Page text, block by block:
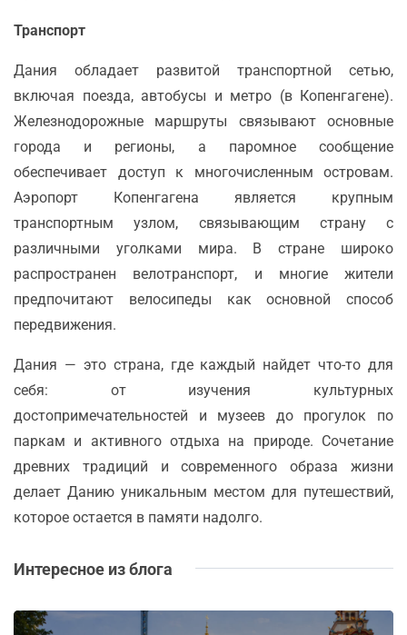
Транспорт
Дания обладает развитой транспортной сетью,
включая поезда, автобусы и метро (в Копенгагене).
Железнодорожные маршруты связывают основные
города и регионы, а паромное сообщение
обеспечивает доступ к многочисленным островам.
Аэропорт Копенгагена является крупным
транспортным узлом, связывающим страну с
различными уголками мира. В стране широко
распространен велотранспорт, и многие жители
предпочитают велосипеды как основной способ
передвижения.
Дания — это страна, где каждый найдет что-то для
себя: от изучения культурных
достопримечательностей и музеев до прогулок по
паркам и активного отдыха на природе. Сочетание
древних традиций и современного образа жизни
делает Данию уникальным местом для путешествий,
которое остается в памяти надолго.
Интересное из блога